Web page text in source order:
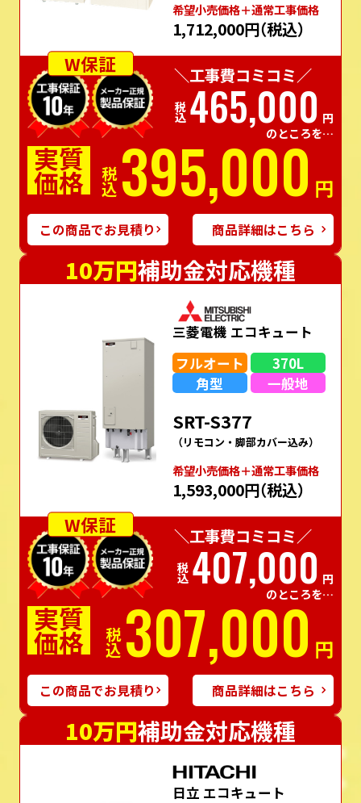
希望⼩売価格＋通常⼯事価格
1,712,000円（税込）
W保証
＼工事費コミコミ／
税込465,000 円
のところを…
実質
価格 税込395,000 円
この商品でお見積り 商品詳細はこちら
10万円補助金対応機種
三菱電機 エコキュート
フルオート
370L
角型
一般地
SRT-S377
（リモコン・脚部カバー込み）
希望⼩売価格＋通常⼯事価格
1,593,000円（税込）
W保証
＼工事費コミコミ／
税込407,000 円
のところを…
実質
価格 税込307,000 円
この商品でお見積り 商品詳細はこちら
10万円補助金対応機種
日立 エコキュート